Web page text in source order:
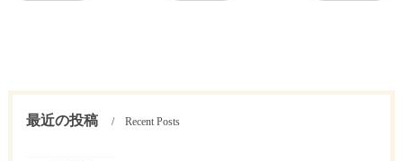
最近の投稿 Recent Posts